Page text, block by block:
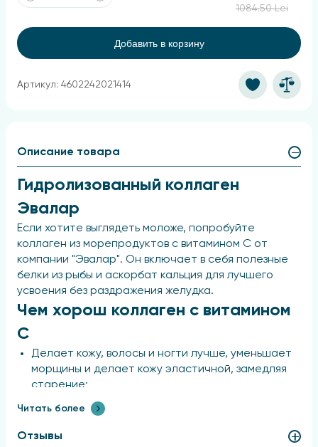
1084.50 Lei
Добавить в корзину
Артикул: 4602242021414
Описание товара
Гидролизованный коллаген
Эвалар
Если хотите выглядеть моложе, попробуйте
коллаген из морепродуктов с витамином C от
компании "Эвалар". Он включает в себя полезные
белки из рыбы и аскорбат кальция для лучшего
усвоения без раздражения желудка.
Чем хорош коллаген с витамином
C
Делает кожу, волосы и ногти лучше, уменьшает
морщины и делает кожу эластичной, замедляя
старение;
Делает суставы более подвижными, крепит
хрящи;
Читать более
Отзывы